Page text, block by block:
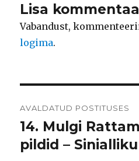
Lisa
Vabandust,
logima.
AVALDATUD POSTITUSES
14. Mulgi
pildid –